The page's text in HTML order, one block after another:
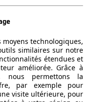
concernant
Haut
en ligne de
technologiques,
similaires sur notre
étendues et
améliorée. Grâce à
nous permettons la
par exemple pour
visite ultérieure, pour